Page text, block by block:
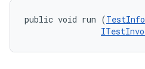
public void run (